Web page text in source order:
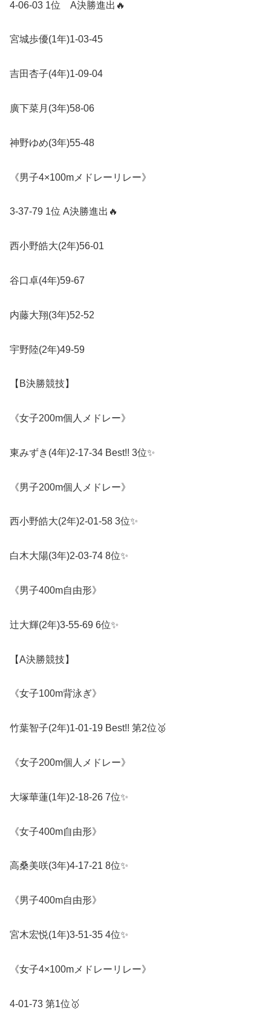
4-06-03 1位 A決勝進出 🔥
宮城歩優(1年)1-03-45
吉田杏子(4年)1-09-04
廣下菜月 (3年)58-06
神野ゆめ(3年)55-48
《男子4×100m メドレーリレー》
3-37-79 1位 A決勝進出 🔥
西小野皓大(2年)56-01
谷口卓(4年)59-67
内藤大翔(3年)52-52
宇野陸(2年)49-59
【 B決勝競技】
《女子200m個人メドレー》
東みずき (4年)2-17-34 Best!! 3位✨
《男子200m個人メドレー》
西小野皓大(2年)2-01-58 3位✨
白木大陽(3年)2-03-74 8位✨
《男子400m自由形》
辻大輝(2年)3-55-69 6位✨
【A決勝競技】
《女子100m背泳ぎ》
竹葉智子(2年)1-01-19 Best!! 第2位 🥈
《女子200m個人メドレー》
大塚華蓮(1年)2-18-26 7位✨
《女子400m自由形》
高桑美咲(3年)4-17-21 8位✨
《男子400m自由形》
宮木宏悦(1年)3-51-35 4位✨
《女子4×100m メドレーリレー》
4-01-73 第1位 🥇